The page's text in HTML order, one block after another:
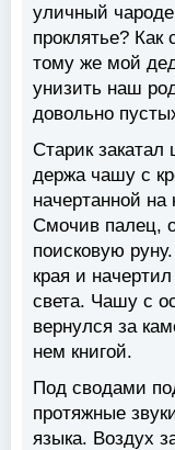
уличный
проклятье? Как
тому же мой дед
унизить наш
довольно
Старик закатал
держа чашу с
начертанной
Смочив палец,
поисковую
края и
света. Чашу с
вернулся за
нем книгой.
Под сводами
протяжные
языка. Воздух